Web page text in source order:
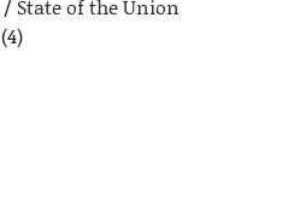
State of the Union
(4)